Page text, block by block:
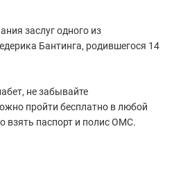
заслуг одного из
Бантинга, родившегося 14
не забывайте
пройти бесплатно в любой
взять паспорт и полис ОМС.